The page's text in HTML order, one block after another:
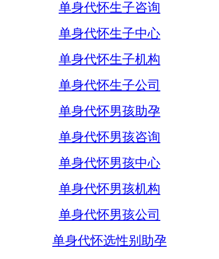
单身代怀生子咨询
单身代怀生子中心
单身代怀生子机构
单身代怀生子公司
单身代怀男孩助孕
单身代怀男孩咨询
单身代怀男孩中心
单身代怀男孩机构
单身代怀男孩公司
单身代怀选性别助孕